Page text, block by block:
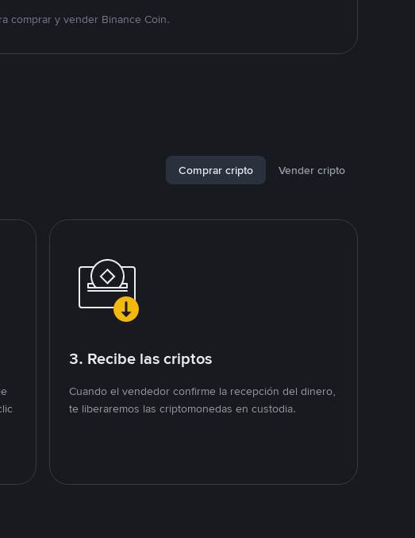
comprar y vender Binance Coin.
Comprar cripto Vender cripto
3. Recibe las criptos
Cuando el vendedor confirme la recepción del dinero,
te liberaremos las criptomonedas en custodia.